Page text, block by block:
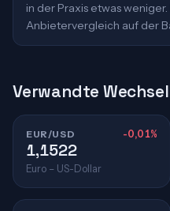
in der Praxis etwas
Anbietervergleich auf der
Verwandte
EUR/USD -0,01%
1,1522
Euro – US-Dollar